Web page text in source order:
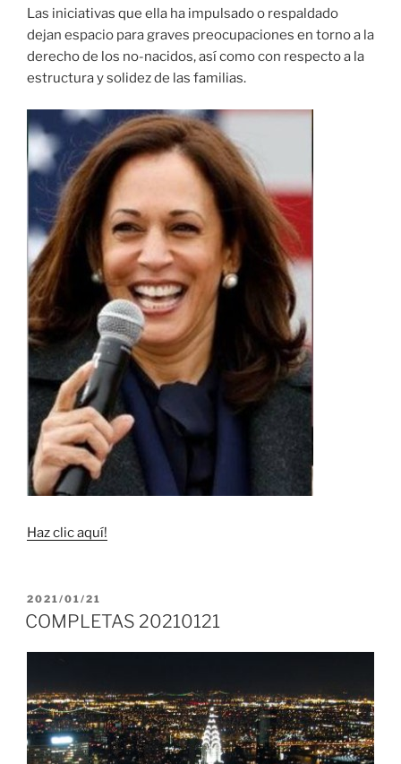
Las iniciativas que ella ha impulsado o respaldado
dejan espacio para graves preocupaciones en torno a la
derecho de los no-nacidos, así como con respecto a la
estructura y solidez de las familias.
Haz clic aquí!
PUBLICADO
EL
2021/01/21
COMPLETAS 20210121